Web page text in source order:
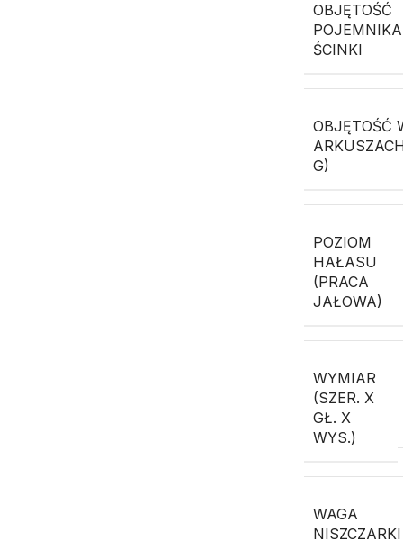
OBJĘTOŚĆ
ŚCINKI
OBJĘTOŚĆ
G)
POZIOM
HAŁASU
(PRACA
JAŁOWA)
WYMIAR
(SZER. X
GŁ. X
WYS.)
WAGA
NISZCZARKI